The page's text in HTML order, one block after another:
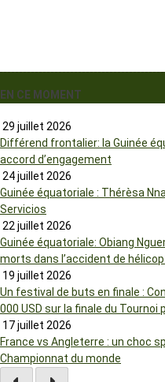
EN CE MOMENT
29 juillet 2026
Différend frontalier: la Guinée
accord d’engagement
24 juillet 2026
Guinée équatoriale : Thérèsa
Servicios
22 juillet 2026
Guinée équatoriale: Obiang
morts dans l’accident de
19 juillet 2026
Un festival de buts en finale :
000 USD sur la finale du Tournoi
17 juillet 2026
France vs Angleterre : un choc
Championnat du monde